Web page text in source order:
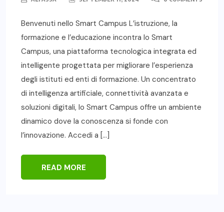
Benvenuti nello Smart Campus L’istruzione, la
formazione e l’educazione incontra lo Smart
Campus, una piattaforma tecnologica integrata ed
intelligente progettata per migliorare l’esperienza
degli istituti ed enti di formazione. Un concentrato
di intelligenza artificiale, connettività avanzata e
soluzioni digitali, lo Smart Campus offre un ambiente
dinamico dove la conoscenza si fonde con
l’innovazione. Accedi a […]
READ MORE